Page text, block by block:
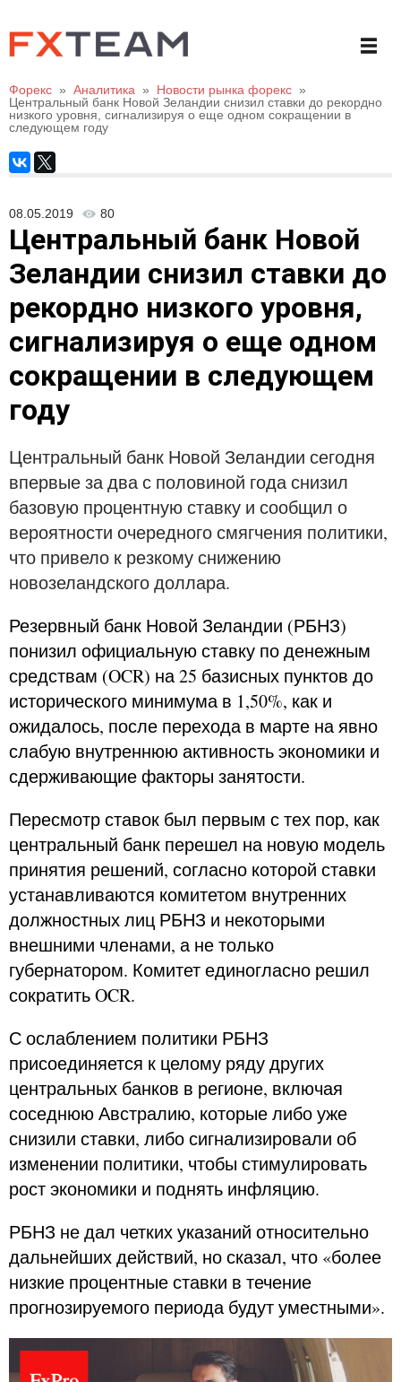
Форекс » Аналитика » Новости рынка форекс »
Центральный банк Новой Зеландии снизил ставки до рекордно
низкого уровня, сигнализируя о еще одном сокращении в
следующем году
08.05.2019 80
Центральный банк Новой
Зеландии снизил ставки до
рекордно низкого уровня,
сигнализируя о еще одном
сокращении в следующем
году
Центральный банк Новой Зеландии сегодня
впервые за два с половиной года снизил
базовую процентную ставку и сообщил о
вероятности очередного смягчения политики,
что привело к резкому снижению
новозеландского доллара.
Резервный банк Новой Зеландии (РБНЗ)
понизил официальную ставку по денежным
средствам (OCR) на 25 базисных пунктов до
исторического минимума в 1,50%, как и
ожидалось, после перехода в марте на явно
слабую внутреннюю активность экономики и
сдерживающие факторы занятости.
Пересмотр ставок был первым с тех пор, как
центральный банк перешел на новую модель
принятия решений, согласно которой ставки
устанавливаются комитетом внутренних
должностных лиц РБНЗ и некоторыми
внешними членами, а не только
губернатором. Комитет единогласно решил
сократить OCR.
С ослаблением политики РБНЗ
присоединяется к целому ряду других
центральных банков в регионе, включая
соседнюю Австралию, которые либо уже
снизили ставки, либо сигнализировали об
изменении политики, чтобы стимулировать
рост экономики и поднять инфляцию.
РБНЗ не дал четких указаний относительно
дальнейших действий, но сказал, что «более
низкие процентные ставки в течение
прогнозируемого периода будут уместными».